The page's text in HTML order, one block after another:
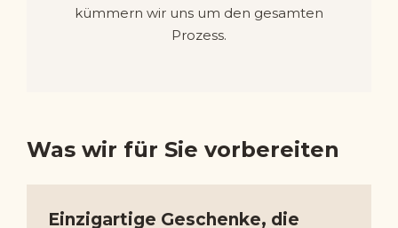
kümmern wir uns um den gesamten
Prozess.
Was wir für Sie vorbereiten
Einzigartige Geschenke, die